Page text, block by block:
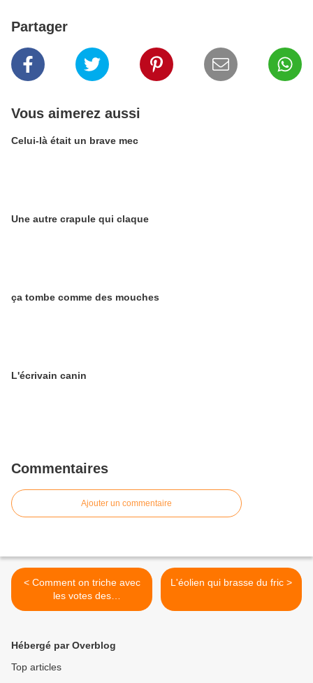
Partager
Vous aimerez aussi
Celui-là était un brave mec
Une autre crapule qui claque
ça tombe comme des mouches
L'écrivain canin
Commentaires
Ajouter un commentaire
< Comment on triche avec
les votes des
téléspectateurs
L'éolien qui brasse du fric >
Hébergé par Overblog
Top articles